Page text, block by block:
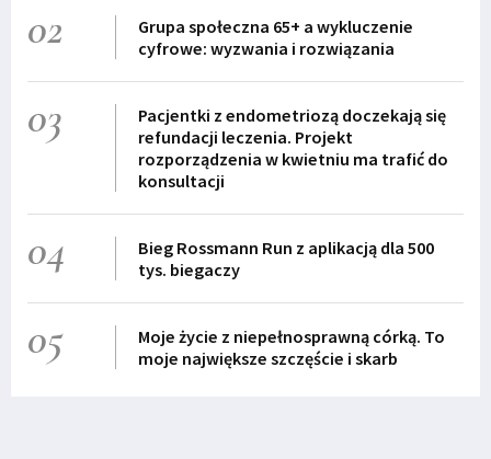
02
Grupa społeczna 65+ a wykluczenie
cyfrowe: wyzwania i rozwiązania
03
Pacjentki z endometriozą doczekają się
refundacji leczenia. Projekt
rozporządzenia w kwietniu ma trafić do
konsultacji
04
Bieg Rossmann Run z aplikacją dla 500
tys. biegaczy
05
Moje życie z niepełnosprawną córką. To
moje największe szczęście i skarb